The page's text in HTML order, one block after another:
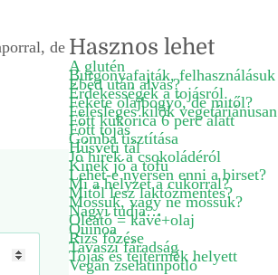
de Hasznos lehet
A glutén
Burgonyafajták, felhasználásuk
Ebéd után alvás?
Érdekességek a tojásról
Fekete olajbogyó, de mitől?
Felesleges kilók vegetáriánusan
Főtt kukorica 6 perc alatt
Főtt tojás
Gomba tisztítása
Húsvéti tál
Jó hírek a csokoládéról
Kinek jó a tofu
Lehet-e nyersen enni a birset?
Mi a helyzet a cukorral?
Mitől lesz laktózmentes?
Mossuk, vagy ne mossuk?
Nagyi tudja…
Oleátó = kávé+olaj
Quinoa
Rizs főzése
Tavaszi fáradság
Tojás és tejtermék helyett
Vegán zselatinpótló